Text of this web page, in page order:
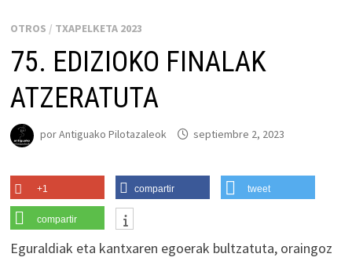
OTROS / TXAPELKETA 2023
75. EDIZIOKO FINALAK
ATZERATUTA
porAntiguako Pilotazaleok septiembre 2, 2023
+1 compartir tweet
compartir
Eguraldiak eta kantxaren egoerak bultzatuta, oraingoz